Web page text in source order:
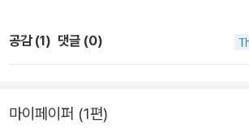
치 ?田謙一 / 일본 국립과학박물관 부관장·인
아부라타니 히로유키 油谷浩幸 / 일본 도쿄 대
카시 山本 卓 / 일본 히로시마 대학 대학원 이
박사 오자키 노리오 尾崎紀夫 / 일본 나고야
om, 유전체 즉 유전 정보의 단위인 유전자 같
네요 평소에 유전, 게놈에 대해서 궁금했던 아이
성 게놈만 있으면 그 소유주의 인물화를 그릴
액으로 해독한 게놈을 바탕으로그 소유주가
도 아주 흥미롭게 읽던거 있죠. 도대체 어떤 내
나 아주 재미있게, 열심히 보고 읽고 있는 것일
하이라이트 펼쳐 볼까요? '개성은 어떻게 유전
황토색의 동그라미는 '히스톤', 그것을 감고 있
공감 (1) 댓글 (0)
마이페이퍼 (1편)